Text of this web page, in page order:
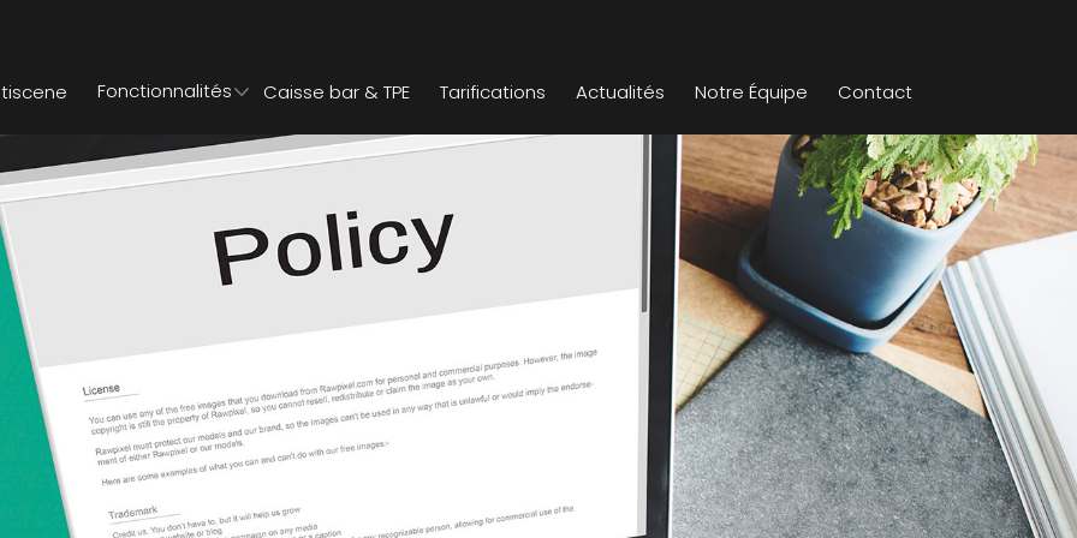
Fonctionnalités Caisse bar & TPE Tarifications Actualités Notre Équipe Contact